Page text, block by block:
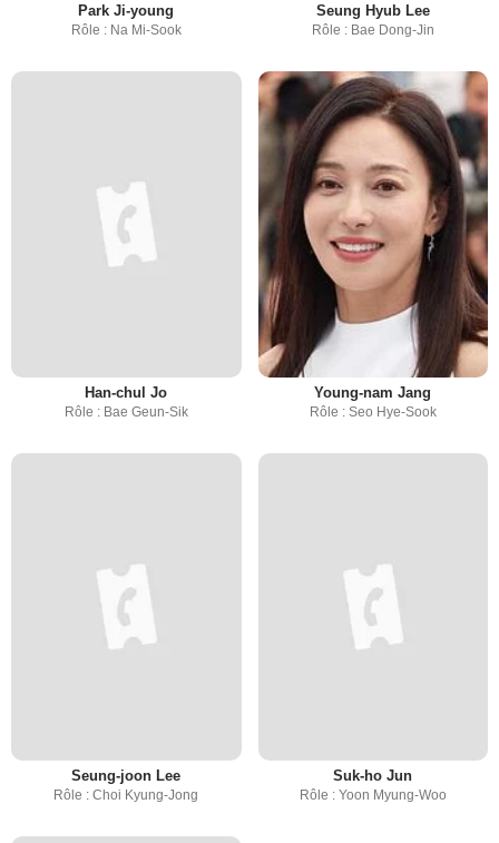
Park Ji-young
Rôle : Na Mi-Sook
Seung Hyub Lee
Rôle : Bae Dong-Jin
Han-chul Jo
Rôle : Bae Geun-Sik
Young-nam Jang
Rôle : Seo Hye-Sook
Seung-joon Lee
Rôle : Choi Kyung-Jong
Suk-ho Jun
Rôle : Yoon Myung-Woo